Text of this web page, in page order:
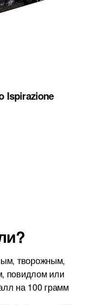
Ispirazione
творожным,
повидлом или
на 100 грамм